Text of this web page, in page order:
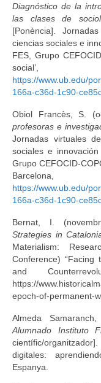
Diagnóstico de la
las clases de
[Ponència].
ciencias sociales e
FES, Grupo
social’,
https://www.ub.edu/
166a-c36d-1c90-
Obiol Francès, S.
profesoras e
Jornadas virtuales
sociales e
Grupo CEFOCID-
https://www.ub.edu/
166a-c36d-1c90-
Bernat, I.
Strategies in
Materialism:
Conference)
and
https://
epoch-of-permanent-
Almeda
Alumnado Instituto
científic/
digitales:
Espanya.